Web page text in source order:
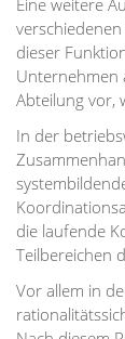
dieser
Unternehmen
Abteilung vor,
In der
die laufende
Teilbereichen
Vor allem in